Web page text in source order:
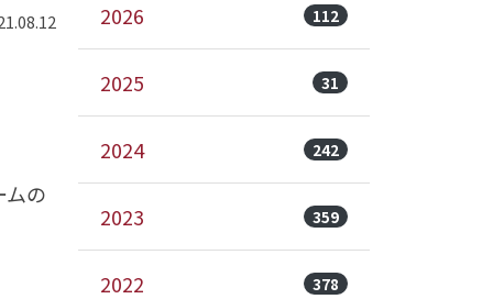
ムの
2026 112
2025 31
2024 242
2023 359
2022 378